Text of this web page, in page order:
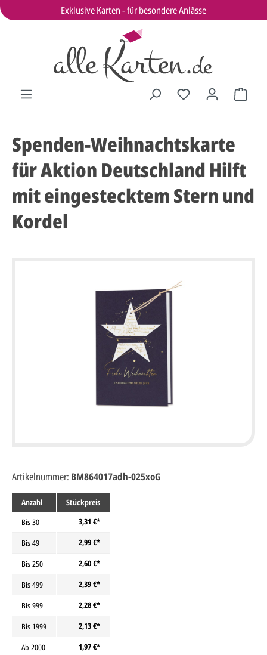
Exklusive Karten - für besondere Anlässe
Spenden-Weihnachtskarte
für Aktion Deutschland Hilft
mit eingestecktem Stern und
Kordel
Anzahl
Stückpreis
Bis30
3,31 €*
Bis49
2,99 €*
Bis250
2,60 €*
Bis499
2,39 €*
Bis999
2,28 €*
Bis 1999
2,13 €*
Ab 2000 1,97 €*
Artikelnummer: BM864017adh-025xoG